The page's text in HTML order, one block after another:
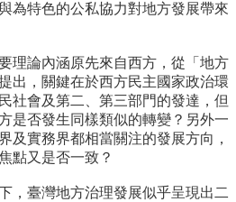
為特色的公私協力對地方發展帶來
理論內涵原先來自西方，從「 地方
出， 關鍵在於西方民主國家政治環
社會及第二、第三部門的發達， 但
是否發生同樣類似的轉變？ 另外一
及實務界都相當關注的發展方向，
點又是否一致？
， 臺灣地方治理發展似乎呈現出二